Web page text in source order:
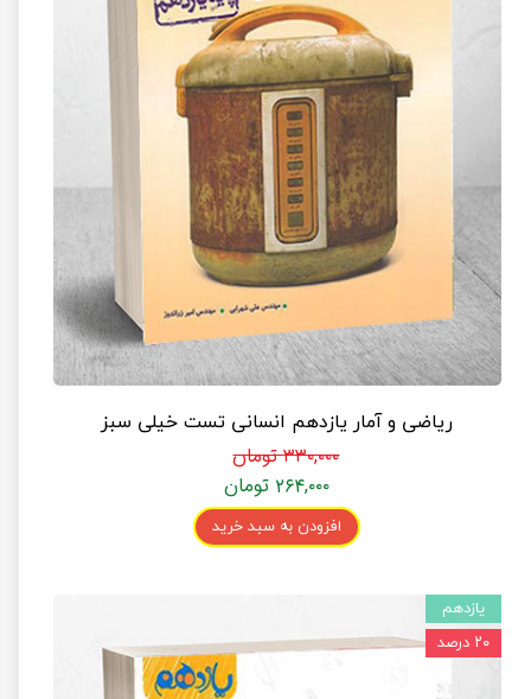
ریاضی و آمار یازدهم انسانی تست خیلی سبز
۳۳۰,۰۰۰ تومان
۲۶۴,۰۰۰ تومان
افزودن به سبد خرید
یازدهم
۲۰ درصد